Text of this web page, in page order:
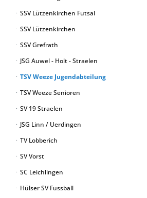
SSV Lützenkirchen Futsal
SSV Lützenkirchen
SSV Grefrath
JSG Auwel - Holt - Straelen
TSV Weeze Jugendabteilung
TSV Weeze Senioren
SV 19 Straelen
JSG Linn / Uerdingen
TV Lobberich
SV Vorst
SC Leichlingen
Hülser SV Fussball